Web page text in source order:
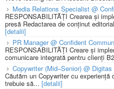
Media Relations Specialist @
RESPONSABILITĂȚI Crearea și
presă Redactarea de conținut
[detalii]
PR Manager @ Confident
RESPONSABILITĂȚI Creare și
comunicare integrată pentru clienți
Copywriter (Mid–Senior) @ Digitas
Căutăm un Copywriter cu
trebuie să... [detalii]